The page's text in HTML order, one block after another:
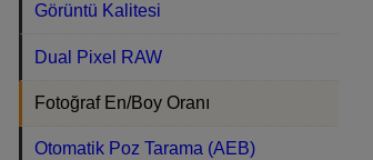
Görüntü Kalitesi
Dual Pixel RAW
Fotoğraf En/Boy Oranı
Otomatik Poz Tarama (AEB)